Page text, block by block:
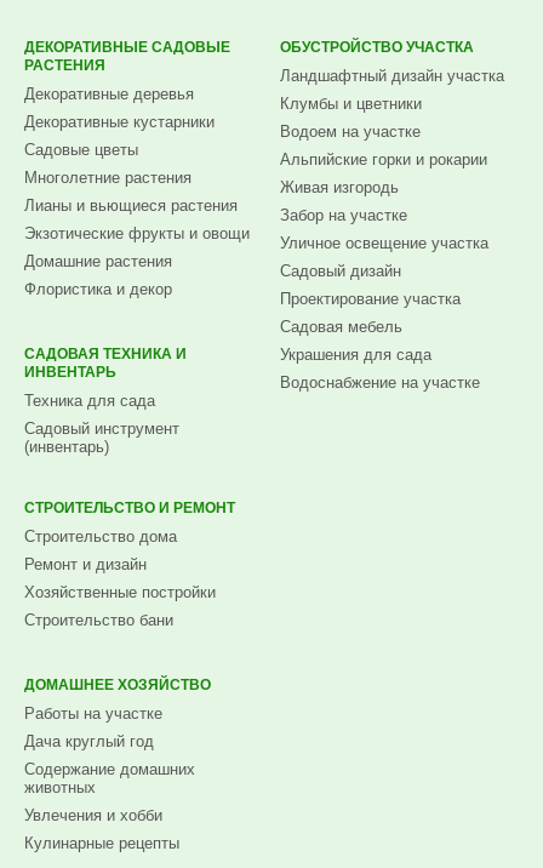
ДЕКОРАТИВНЫЕ САДОВЫЕ
РАСТЕНИЯ
Декоративные деревья
Декоративные кустарники
Садовые цветы
Многолетние растения
Лианы и вьющиеся растения
Экзотические фрукты и овощи
Домашние растения
Флористика и декор
САДОВАЯ ТЕХНИКА И
ИНВЕНТАРЬ
Техника для сада
Садовый инструмент
(инвентарь)
ОБУСТРОЙСТВО УЧАСТКА
Ландшафтный дизайн участка
Клумбы и цветники
Водоем на участке
Альпийские горки и рокарии
Живая изгородь
Забор на участке
Уличное освещение участка
Садовый дизайн
Проектирование участка
Садовая мебель
Украшения для сада
Водоснабжение на участке
СТРОИТЕЛЬСТВО И РЕМОНТ
Строительство дома
Ремонт и дизайн
Хозяйственные постройки
Строительство бани
ДОМАШНЕЕ ХОЗЯЙСТВО
Работы на участке
Дача круглый год
Содержание домашних
животных
Увлечения и хобби
Кулинарные рецепты